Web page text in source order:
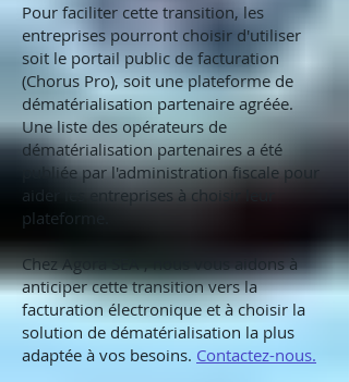
Pour faciliter cette transition, les
entreprises pourront choisir d'utiliser
soit le portail public de facturation
(Chorus Pro), soit une plateforme de
dématérialisation partenaire agréée.
Une liste des opérateurs de
dématérialisation partenaires a été
publiée par l'administration fiscale pour
aider les entreprises à choisir leur
plateforme.
Chez Agora SEA , nous vous aidons à
anticiper cette transition vers la
facturation électronique et à choisir la
solution de dématérialisation la plus
adaptée à vos besoins. Contactez-nous.